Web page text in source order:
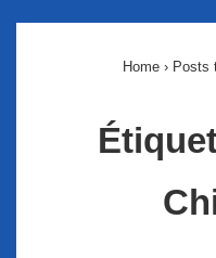
Home › Posts